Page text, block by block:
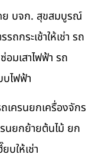
ดย บจก. สุขสมบูรณ์
ถกระเช้าให้เช่า รถ
อมเสาไฟฟ้า รถ
บไฟฟ้า
เครนยกเครื่องจักร
นยกย้ายต้นไม้ ยก
บให้เช่า